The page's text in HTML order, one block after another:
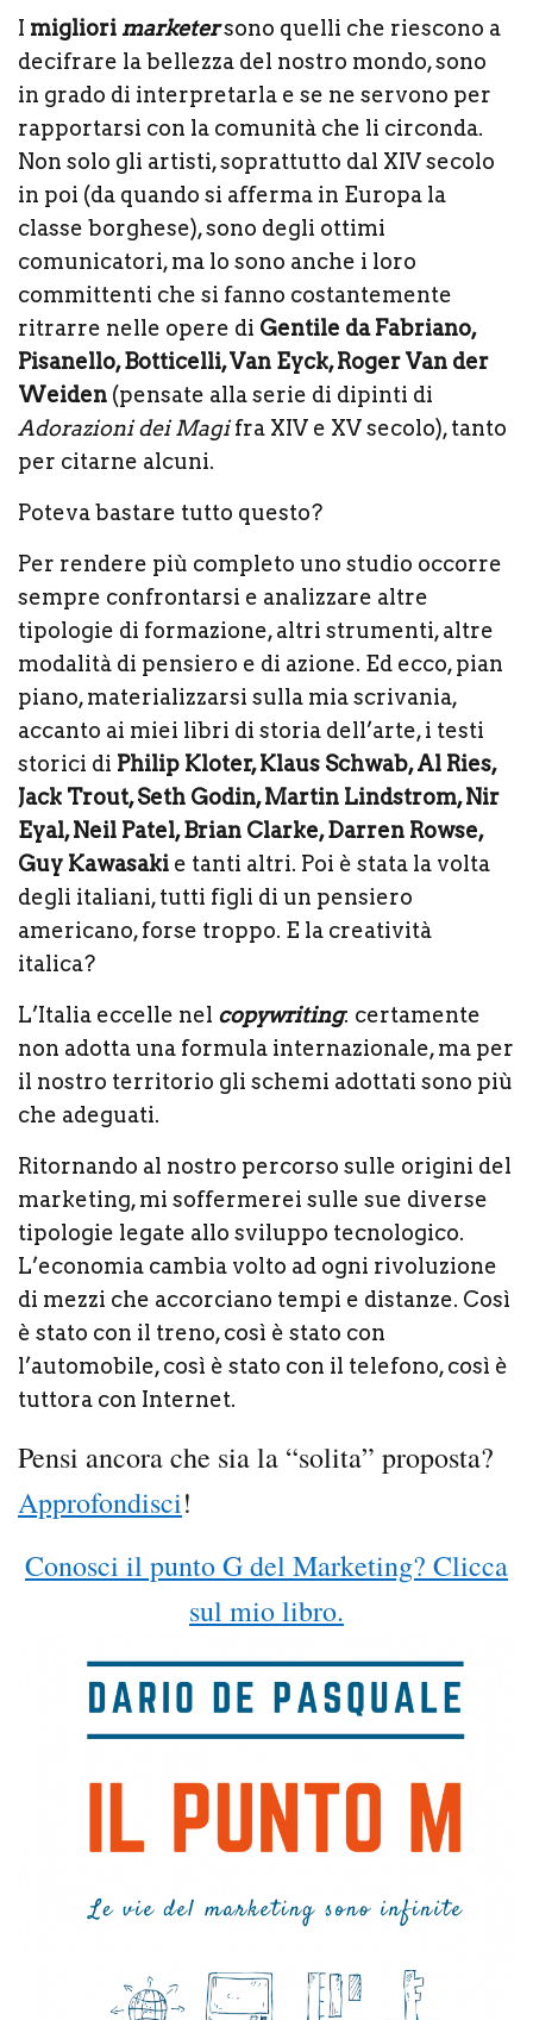
I migliorimarketersono quelli che riescono a
decifrare la bellezza del nostro mondo, sono
in grado di interpretarla e se ne servono per
rapportarsi con la comunità che li circonda.
Non solo gli artisti, soprattutto dal XIV secolo
in poi (da quando si afferma in Europa la
classe borghese), sono degli ottimi
comunicatori, ma lo sono anche i loro
committenti che si fanno costantemente
ritrarre nelle opere di Gentile da Fabriano,
Pisanello, Botticelli, Van Eyck, Roger Van der
Weiden (pensate alla serie di dipinti di
Adorazioni dei Magifra XIV e XV secolo), tanto
per citarne alcuni.
Poteva bastare tutto questo?
Per rendere più completo uno studio occorre
sempre confrontarsi e analizzare altre
tipologie di formazione, altri strumenti, altre
modalità di pensiero e di azione. Ed ecco, pian
piano, materializzarsi sulla mia scrivania,
accanto ai miei libri di storia dell’arte, i testi
storici di Philip Kloter, Klaus Schwab, Al Ries,
Jack Trout, Seth Godin, Martin Lindstrom, Nir
Eyal, Neil Patel, Brian Clarke, Darren Rowse,
Guy Kawasaki e tanti altri. Poi è stata la volta
degli italiani, tutti figli di un pensiero
americano, forse troppo. E la creatività
italica?
L’Italia eccelle nel copywriting: certamente
non adotta una formula internazionale, ma per
il nostro territorio gli schemi adottati sono più
che adeguati.
Ritornando al nostro percorso sulle origini del
marketing, mi soffermerei sulle sue diverse
tipologie legate allo sviluppo tecnologico.
L’economia cambia volto ad ogni rivoluzione
di mezzi che accorciano tempi e distanze. Così
è stato con il treno, così è stato con
l’automobile, così è stato con il telefono, così è
tuttora con Internet.
Pensi ancora che sia la “solita” proposta?
Approfondisci!
Conosci il punto G del Marketing? Clicca
sul mio libro.